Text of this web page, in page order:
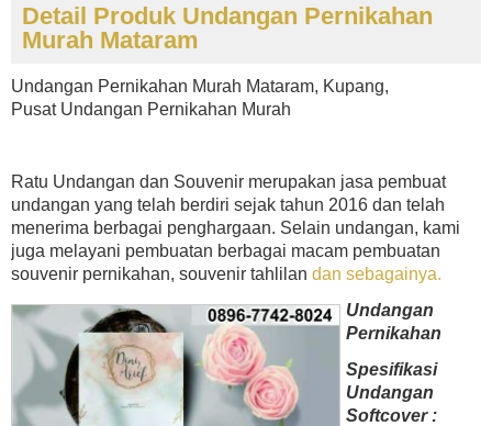
Detail Produk Undangan Pernikahan
Murah Mataram
Undangan Pernikahan Murah Mataram, Kupang,
Pusat Undangan Pernikahan Murah
Ratu Undangan dan Souvenir merupakan jasa pembuat
undangan yang telah berdiri sejak tahun 2016 dan telah
menerima berbagai penghargaan. Selain undangan, kami
juga melayani pembuatan berbagai macam pembuatan
souvenir pernikahan, souvenir tahlilan dan sebagainya.
Undangan
Pernikahan
Spesifikasi
Undangan
Softcover :